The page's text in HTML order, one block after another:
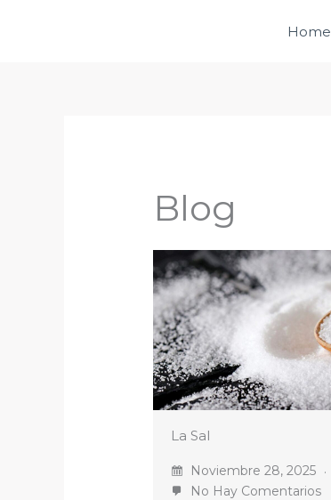
Home
Blog
La Sal
Noviembre 28, 2025
No Hay Comentarios